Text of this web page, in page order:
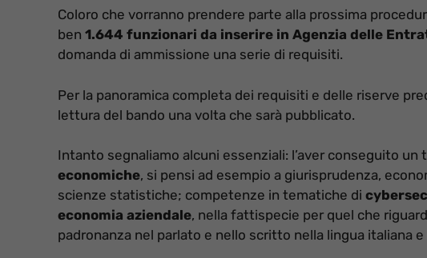
Coloro che vorranno prendere parte alla prossima
ben 1.644 funzionari da inserire in Agenzia delle
domanda di ammissione una serie di requisiti.
Per la panoramica completa dei requisiti e delle riserve
lettura del bando una volta che sarà pubblicato.
Intanto segnaliamo alcuni essenziali: l’aver conseguito
economiche, si pensi ad esempio a giurisprudenza,
scienze statistiche; competenze in tematiche di
economia aziendale, nella fattispecie per quel che
padronanza nel parlato e nello scritto nella lingua italiana e